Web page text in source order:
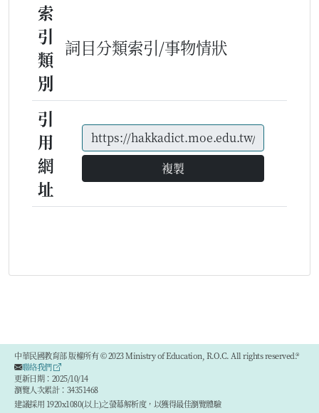
索
引
類
別
詞目分類索引/事物情狀
引
用
網
址
複製
中華民國教育部 版權所有 © 2023 Ministry of Education, R.O.C. All rights reserved.®
聯絡我們
更新日期：2025/10/14
瀏覽人次累計：34351468
建議採用 1920x1080(以上)之螢幕解析度，以獲得最佳瀏覽體驗